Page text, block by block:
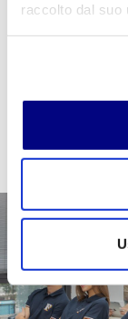
raccolto dal suo